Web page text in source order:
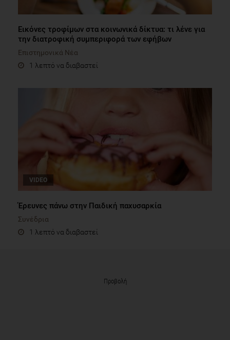
Εικόνες τροφίμων στα κοινωνικά δίκτυα: τι λένε για
την διατροφική συμπεριφορά των εφήβων
Επιστημονικά Νέα
1 λεπτό να διαβαστεί
VIDEO
Έρευνες πάνω στην Παιδική παχυσαρκία
Συνέδρια
1 λεπτό να διαβαστεί
Προβολή